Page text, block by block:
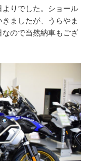
りでした。ショール
ましたが、うらやま
ので当然納車もござ